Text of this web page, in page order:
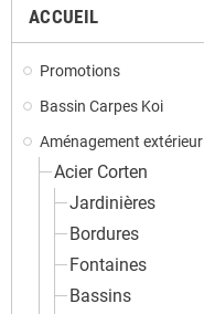
ACCUEIL
Promotions
Bassin Carpes Koi
Aménagement extérieur
Acier Corten
Jardinières
Bordures
Fontaines
Bassins